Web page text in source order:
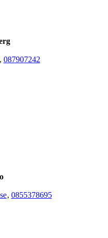
, 087907242
, 0855378695